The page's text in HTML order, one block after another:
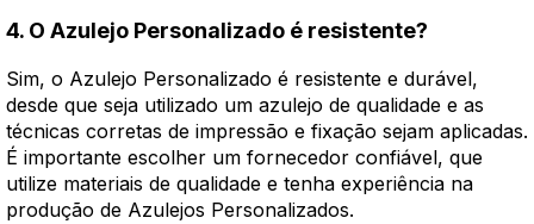
4. O Azulejo Personalizado é resistente?
Sim, o Azulejo Personalizado é resistente e durável,
desde que seja utilizado um azulejo de qualidade e as
técnicas corretas de impressão e fixação sejam aplicadas.
É importante escolher um fornecedor confiável, que
utilize materiais de qualidade e tenha experiência na
produção de Azulejos Personalizados.